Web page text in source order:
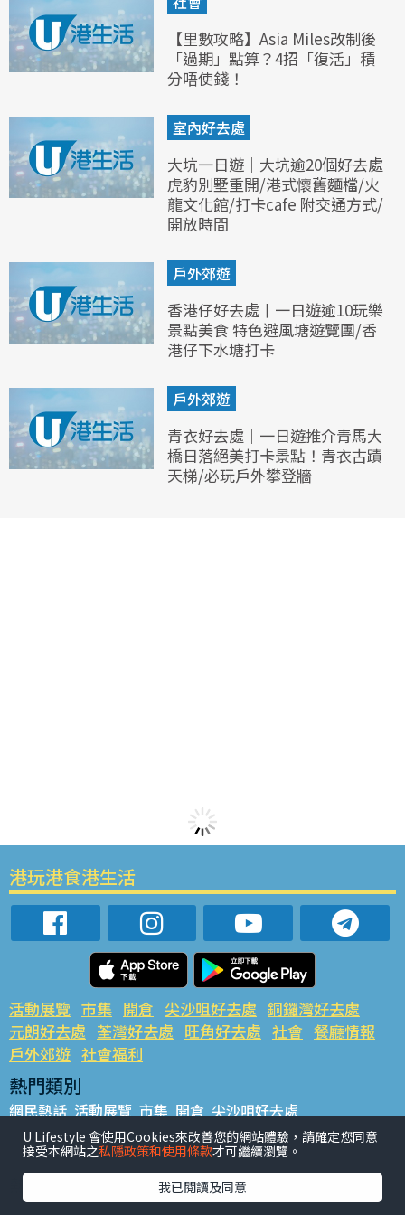
【里數攻略】Asia Miles改制後
「過期」點算？4招「復活」積
分唔使錢！
室內好去處
大坑一日遊｜大坑逾20個好去處
虎豹別墅重開/港式懷舊麵檔/火
龍文化館/打卡cafe 附交通方式/
開放時間
戶外郊遊
香港仔好去處丨一日遊逾10玩樂
景點美食 特色避風塘遊覽團/香
港仔下水塘打卡
戶外郊遊
青衣好去處｜一日遊推介青馬大
橋日落絕美打卡景點！青衣古蹟
天梯/必玩戶外攀登牆
港玩港食港生活
活動展覽 市集 開倉 尖沙咀好去處 銅鑼灣好去處
元朗好去處 荃灣好去處 旺角好去處 社會 餐廳情報
戶外郊遊 社會福利
熱門類別
網民熱話 活動展覽 市集 開倉 尖沙咀好去處
銅鑼灣好去處 元朗好去處 荃灣好去處 旺角好去處 社會
餐廳情報 戶外郊遊
熱門標籤
U Lifestyle 會使用Cookies來改善您的網站體驗，請確定您同意
接受本網站之私隱政策和使用條款才可繼續瀏覽。
我已閱讀及同意